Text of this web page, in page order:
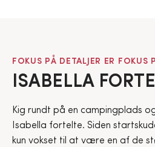
FOKUS PÅ DETALJER ER FOKUS
ISABELLA
Kig rundt på en campingplads
Isabella fortelte. Siden
kun vokset til at være en af de